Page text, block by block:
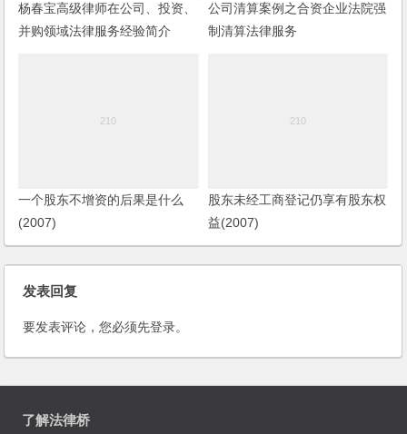
杨春宝高级律师在公司、投资、
并购领域法律服务经验简介
公司清算案例之合资企业法院强
制清算法律服务
一个股东不增资的后果是什么
(2007)
股东未经工商登记仍享有股东权
益(2007)
发表回复
要发表评论，您必须先登录。
了解法律桥